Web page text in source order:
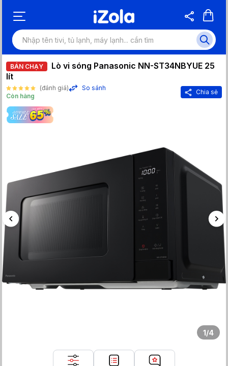
BÁN CHẠY
Lò vi sóng Panasonic NN-ST34NBYUE 25
lít
(đánh giá)
So sánh
Còn hàng
Chia sẻ
1/4